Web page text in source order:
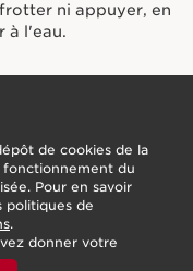
ni appuyer, en
à l'eau.
de cookies de la
du
Pour en savoir
politiques de
.
donner votre